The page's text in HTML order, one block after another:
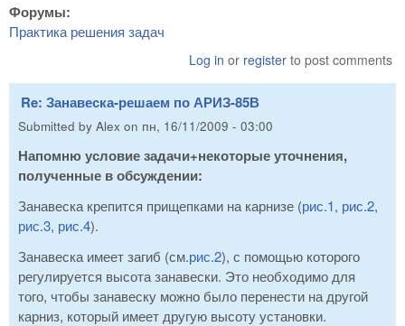
Форумы:
Практика решения задач
Log in or register to post comments
Re: Занавеска-решаем по АРИЗ-85В
Submitted by Alex on пн, 16/11/2009 - 03:00
Напомню условие задачи+некоторые уточнения,
полученные в обсуждении:
Занавеска крепится прищепками на карнизе (рис.1, рис.2,
рис.3, рис.4).
Занавеска имеет загиб (см.рис.2), с помощью которого
регулируется высота занавески. Это необходимо для
того, чтобы занавеску можно было перенести на другой
карниз, который имеет другую высоту установки.